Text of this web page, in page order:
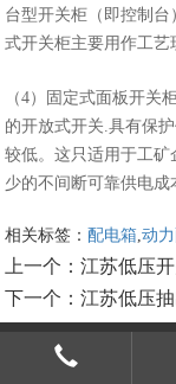
台型开关柜（即控制
式开关柜主要用作工艺
（4）固定式面板开关
的开放式开关.具有保
较低。这只适用于工
少的不间断可靠供电成
相关标签：配电箱 ,动
上一个：江苏低压
下一个：江苏低压